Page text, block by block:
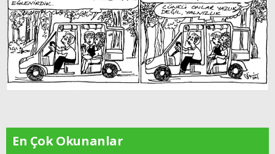
En Çok Okunanlar